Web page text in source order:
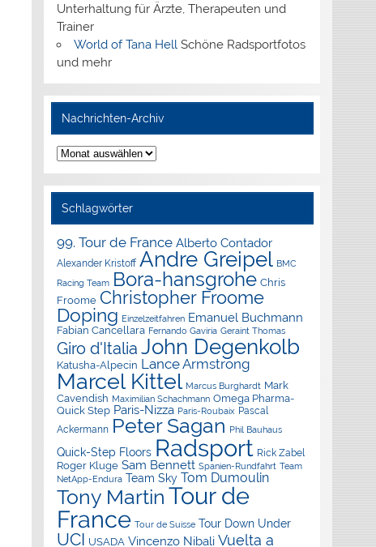
Unterhaltung für Ärzte, Therapeuten und
Trainer
World of Tana Hell Schöne Radsportfotos
und mehr
Nachrichten-Archiv
Nachrichten-
Archiv
Schlagwörter
99. Tour de France Alberto Contador
Alexander Kristoff Andre Greipel BMC
Racing Team Bora-hansgrohe Chris
Froome Christopher Froome
Doping Einzelzeitfahren Emanuel Buchmann
Fabian Cancellara Fernando Gaviria Geraint Thomas
Giro d'Italia John Degenkolb
Katusha-Alpecin Lance Armstrong
Marcel Kittel Marcus Burghardt Mark
Cavendish Maximilian Schachmann Omega Pharma-
Quick Step Paris-Nizza Paris-Roubaix Pascal
Ackermann Peter Sagan Phil Bauhaus
Quick-Step Floors Radsport Rick Zabel
Roger Kluge Sam Bennett Spanien-Rundfahrt Team
NetApp-Endura Team Sky Tom Dumoulin
Tony Martin Tour de
France Tour de Suisse Tour Down Under
UCI USADA Vincenzo Nibali Vuelta a